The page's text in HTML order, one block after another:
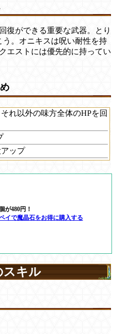
復ができる重要な武器。とり
。オニキスは呪い耐性を持
エストには優先的に持ってい
れ以外の味方全体のHPを回
ップ
が480円！
イで魔晶石をお得に購入する
スキル